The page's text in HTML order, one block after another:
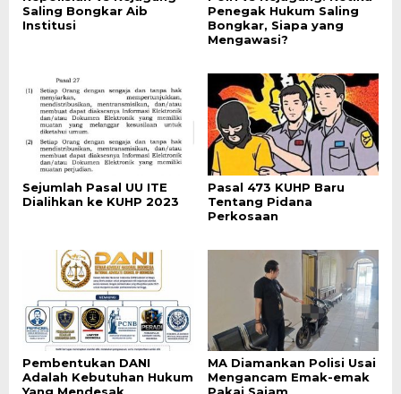
Saling Bongkar Aib
Institusi
Penegak Hukum Saling
Bongkar, Siapa yang
Mengawasi?
Sejumlah Pasal UU ITE
Dialihkan ke KUHP 2023
Pasal 473 KUHP Baru
Tentang Pidana
Perkosaan
Pembentukan DANI
Adalah Kebutuhan Hukum
MA Diamankan Polisi Usai
Mengancam Emak-emak